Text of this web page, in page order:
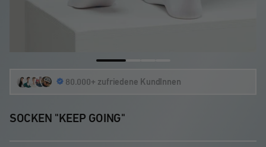
Slide
SlideSlideSlide
80.000+ zufriedene KundInnen
SOCKEN "KEEP GOING"